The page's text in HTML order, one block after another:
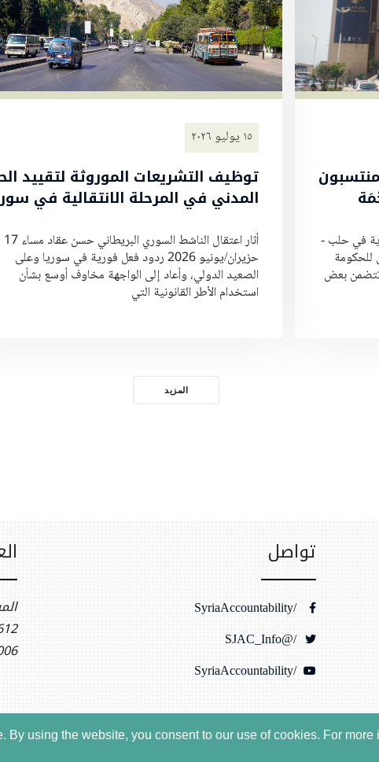
using the website, you consent to our use of cookies. For more
في حلب -
للحكومة
تحذير: قد تتضمن بعض
١٥ يوليو ٢٠٢٦
توظيف التشريعات الموروثة لتقييد
المدني في المرحلة الانتقالية في
أثار اعتقال الناشط السوري البريطاني حسن عقاد مساء 17
حزيران/يونيو 2026 ردود فعل فورية في سوريا وعلى
الصعيد الدولي، وأعاد إلى الواجهة مخاوف أوسع بشأن
استخدام الأطر القانونية التي
المزيد
تواصل
/SyriaAccountability
/@SJAC_Info
/SyriaAccountability
Ste 400